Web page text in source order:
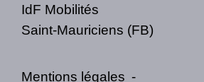
IdF Mobilités
Saint-Mauriciens (FB)
Mentions légales -